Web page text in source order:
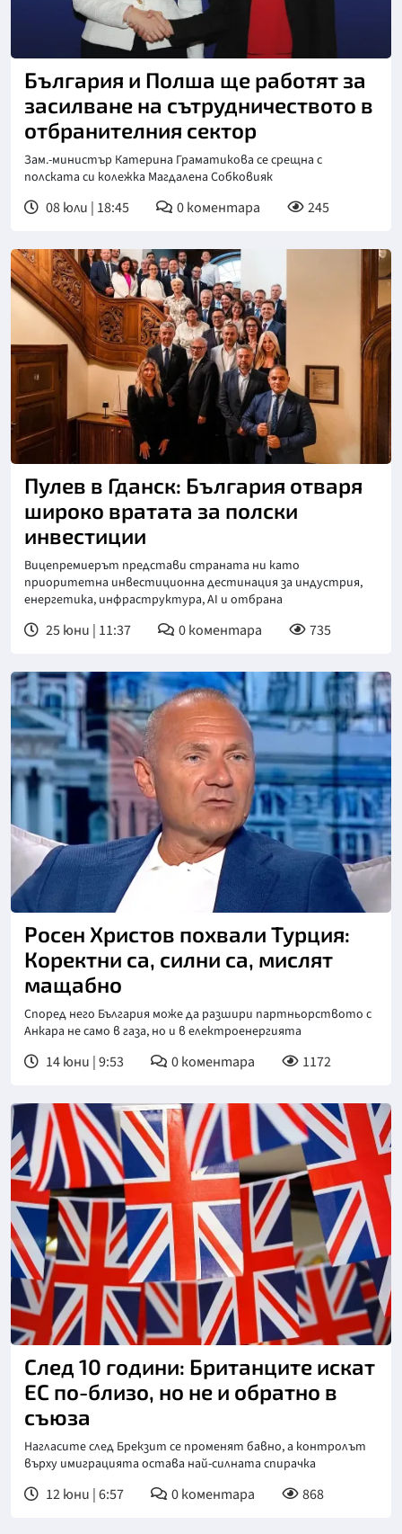
България и Полша ще работят за
засилване на сътрудничеството в
отбранителния сектор
Зам.-министър Катерина Граматикова се срещна с
полската си колежка Магдалена Собковияк
08 юли | 18:45 0коментара 245
Пулев в Гданск: България отваря
широко вратата за полски
инвестиции
Вицепремиерът представи страната ни като
приоритетна инвестиционна дестинация за индустрия,
енергетика, инфраструктура, AI и отбрана
25 юни | 11:37 0коментара 735
Снимка: БНТ
Росен Христов похвали Турция:
Коректни са, силни са, мислят
мащабно
Според него България може да разшири партньорството с
Анкара не само в газа, но и в електроенергията
14 юни | 9:53 0коментара 1172
Снимка: Пиксабей
След 10 години: Британците искат
ЕС по-близо, но не и обратно в
съюза
Нагласите след Брекзит се променят бавно, а контролът
върху имиграцията остава най-силната спирачка
12 юни | 6:57 0коментара 868